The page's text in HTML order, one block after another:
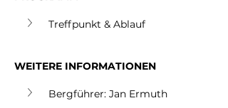
Treffpunkt & Ablauf
WEITERE INFORMATIONEN
Bergführer: Jan Ermuth